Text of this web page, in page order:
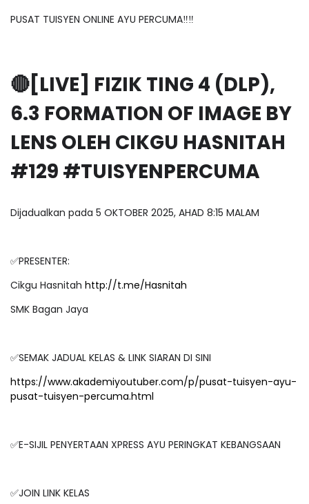
PUSAT TUISYEN ONLINE AYU PERCUMA‼️‼️
🔴[LIVE] FIZIK TING 4 (DLP),
6.3 FORMATION OF IMAGE BY
LENS OLEH CIKGU HASNITAH
#129 #TUISYENPERCUMA
Dijadualkan pada 5 OKTOBER 2025, AHAD 8:15 MALAM
✅PRESENTER:
Cikgu Hasnitah http://t.me/Hasnitah
SMK Bagan Jaya
✅SEMAK JADUAL KELAS & LINK SIARAN DI SINI
https://www.akademiyoutuber.com/p/pusat-tuisyen-ayu-
pusat-tuisyen-percuma.html
✅E-SIJIL PENYERTAAN XPRESS AYU PERINGKAT KEBANGSAAN
✅JOIN LINK KELAS